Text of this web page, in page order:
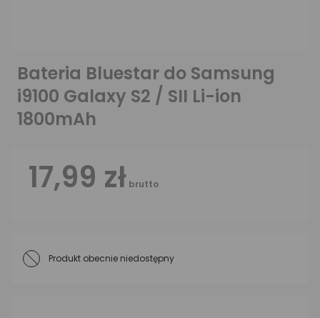
Bateria Bluestar do Samsung
i9100 Galaxy S2 / SII Li-ion
1800mAh
17,99 zł brutto
Produkt obecnie niedostępny